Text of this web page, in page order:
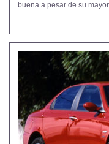
buena a pesar de su